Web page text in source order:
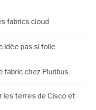
fabrics cloud
idée pas si folle
fabric chez Pluribus
les terres de Cisco et